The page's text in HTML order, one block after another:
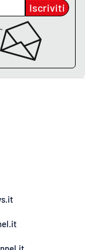
Iscriviti